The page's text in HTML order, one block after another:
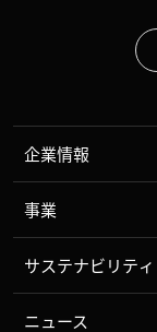
企業情報
事業
サステナビリティ
ニュース